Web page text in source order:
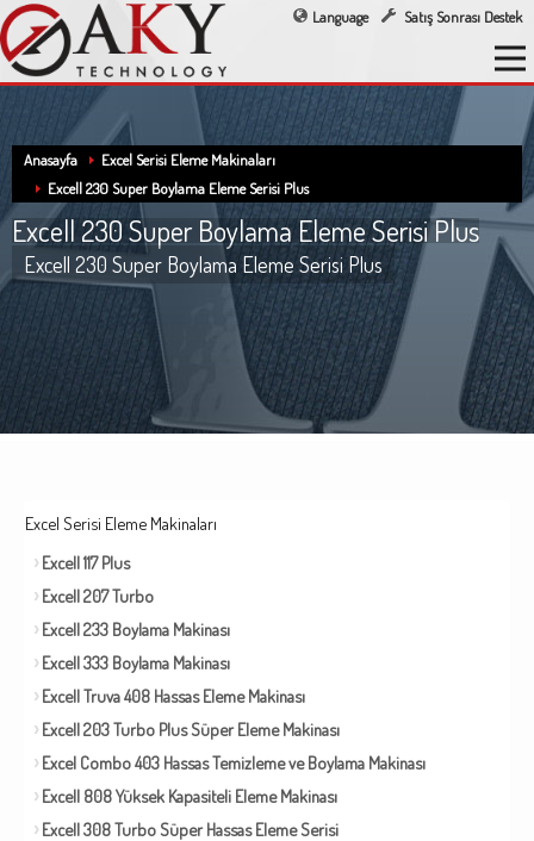
Language Satış Sonrası Destek
Anasayfa
Excel Serisi Eleme Makinaları
Excell 230 Super Boylama Eleme Serisi Plus
Excell 230 Super Boylama Eleme Serisi Plus
Excell 230 Super Boylama Eleme Serisi Plus
Excel Serisi Eleme Makinaları
Excell 117 Plus
Excell 207 Turbo
Excell 233 Boylama Makinası
Excell 333 Boylama Makinası
Excell Truva 408 Hassas Eleme Makinası
Excell 203 Turbo Plus Süper Eleme Makinası
Excel Combo 403 Hassas Temizleme ve Boylama Makinası
Excell 808 Yüksek Kapasiteli Eleme Makinası
Excell 308 Turbo Süper Hassas Eleme Serisi